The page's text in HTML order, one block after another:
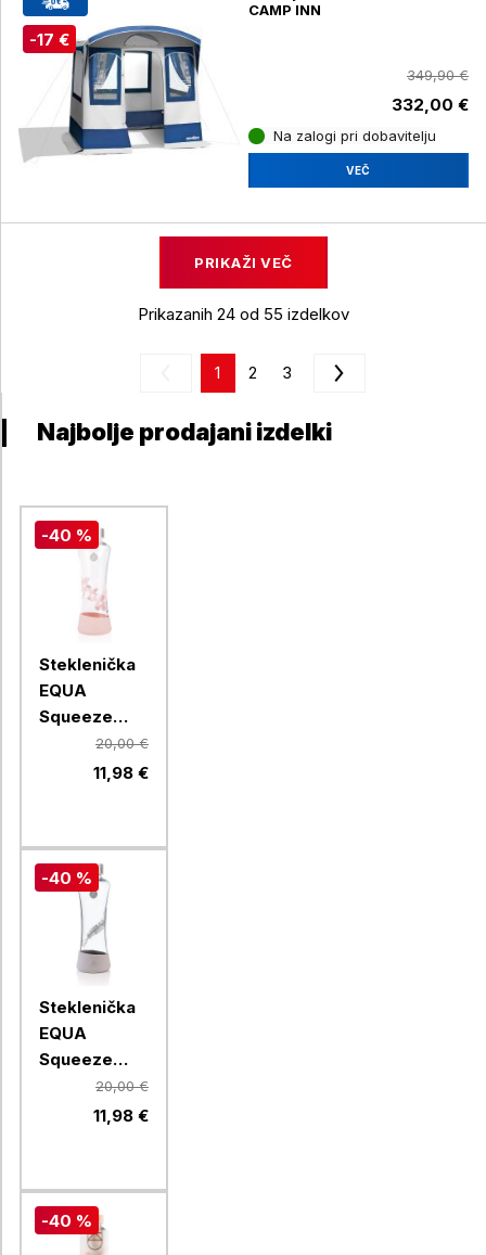
-17 €
CAMP INN
349,90 €
332,00 €
Na zalogi pri dobavitelju
VEČ
PRIKAŽI VEČ
Prikazanih 24 od 55 izdelkov
1 2 3
Najbolje prodajani izdelki
-40 %
Steklenička
EQUA
Squeeze
Magnolia,
20,00 €
11,98 €
-40 %
Steklenička
EQUA
Squeeze
Feather, 550
20,00 €
11,98 €
-40 %